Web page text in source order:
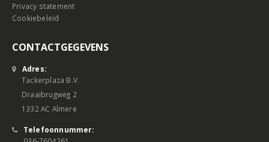
Privacy statement
Cookiebeleid
CONTACTGEGEVENS
Adres:
Tackerplaza B.V.
Draaibrugweg 2
1332 AC Almere
Telefoonnummer: